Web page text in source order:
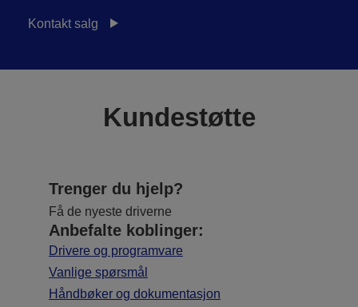
Kontakt salg
Kundestøtte
Trenger du hjelp?
Få de nyeste driverne
Anbefalte koblinger:
Drivere og programvare
Vanlige spørsmål
Håndbøker og dokumentasjon